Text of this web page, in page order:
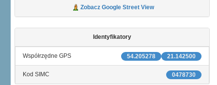
Zobacz Google Street View
Identyfikatory
21.142500
54.205278
Współrzędne GPS
0478730
Kod SIMC